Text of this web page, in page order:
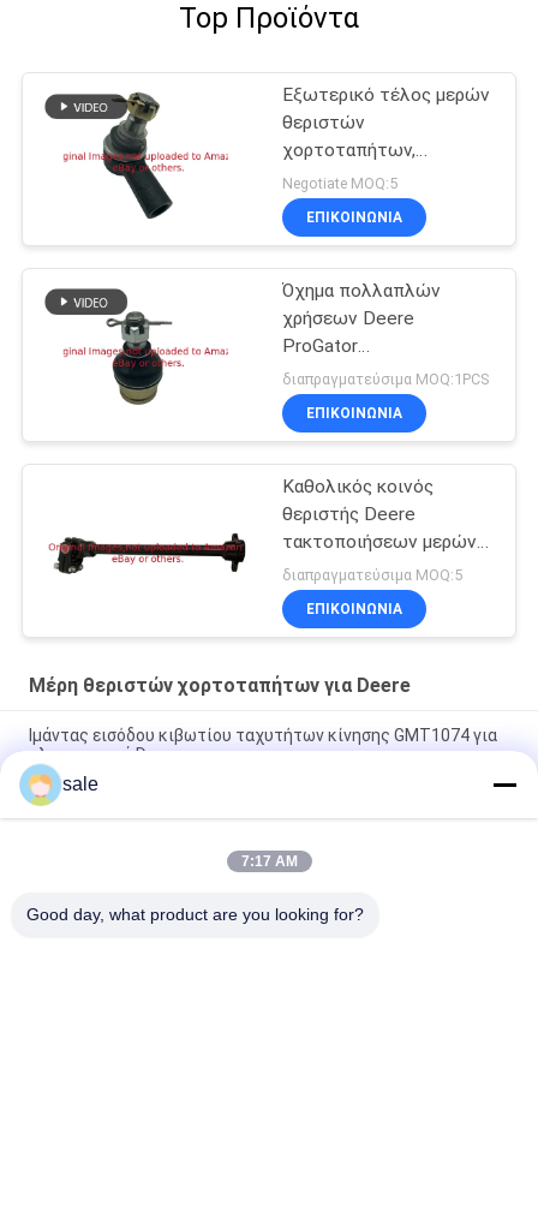
Top Προϊόντα
Εξωτερικό τέλος μερών
θεριστών
χορτοταπήτων,
θεριστής Deere
τακτοποιήσεων
κυλίνδρων GTCA17297
Negotiate MOQ:5
ΕΠΙΚΟΙΝΩΝΊΑ
Όχημα πολλαπλών
χρήσεων Deere
ProGator
τακτοποιήσεων
ενώσεων σφαιρών
μερών θεριστών
GMIU800522
διαπραγματεύσιμα MOQ:1PCS
ΕΠΙΚΟΙΝΩΝΊΑ
Καθολικός κοινός
θεριστής Deere
τακτοποιήσεων μερών
άξονων GTCA17220
διαπραγματεύσιμα MOQ:5
ΕΠΙΚΟΙΝΩΝΊΑ
Μέρη θεριστών χορτοταπήτων για Deere
Ιμάντας εισόδου κιβωτίου ταχυτήτων κίνησης GMT1074 για
χλοοκοπτικά Deere
Συμπλέκτης υπέρ Gator 2030 2020 τακτοποιήσεις Deere
πιάτων πίεσης συμπλεκτών DIS GM809222 GM809221
Τμήματα κουρευτή γρασίδι κινητήρα εκκίνησης GAM878176
sale
7:17 AM
Good day, what product are you looking for?